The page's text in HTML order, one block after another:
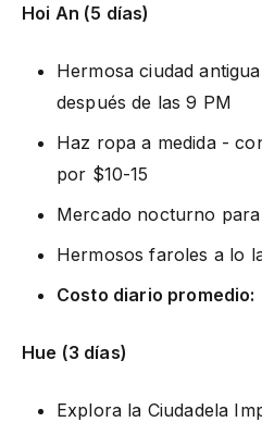
Hoi An (5 días)
Hermosa ciudad
después de las 9 PM
Haz ropa a medida -
por $10-15
Mercado nocturno
Hermosos faroles a lo
Costo diario promedio:
Hue (3 días)
Explora la Ciudadela